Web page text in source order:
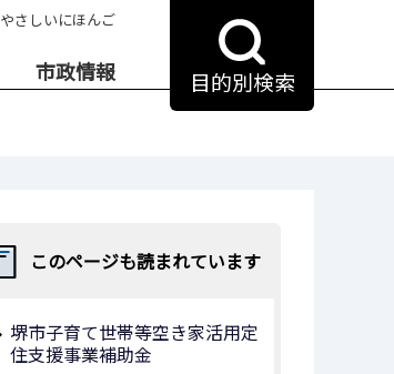
やさしいにほんご
市政情報 目的別検索
このページも読まれています
堺市子育て世帯等空き家活用定
住支援事業補助金